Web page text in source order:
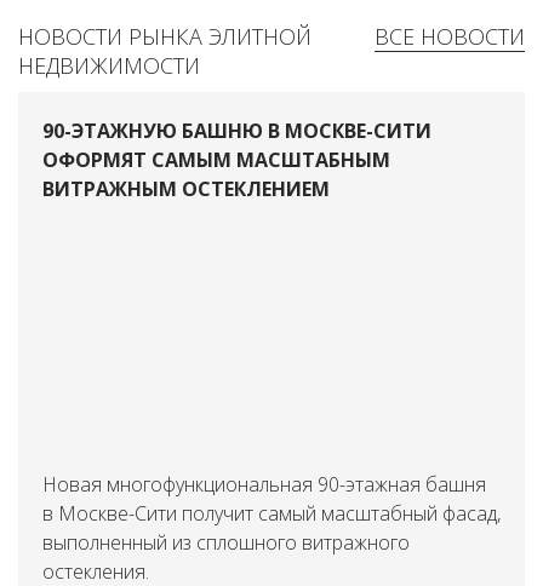
ВСЕ НОВОСТИ
НОВОСТИ РЫНКА ЭЛИТНОЙ
НЕДВИЖИМОСТИ
90-ЭТАЖНУЮ БАШНЮ В МОСКВЕ-СИТИ
ОФОРМЯТ САМЫМ МАСШТАБНЫМ
ВИТРАЖНЫМ ОСТЕКЛЕНИЕМ
Новая многофункциональная 90-этажная башня
в Москве-Сити получит самый масштабный фасад,
выполненный из сплошного витражного
остекления.